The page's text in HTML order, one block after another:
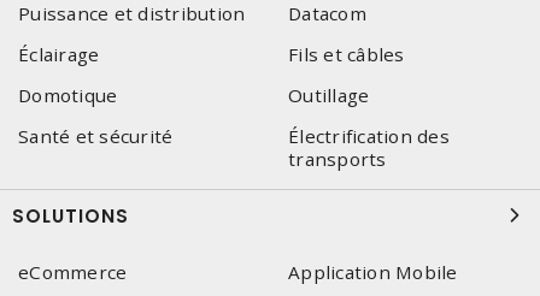
Puissance et distribution
Datacom
Éclairage
Fils et câbles
Domotique
Outillage
Santé et sécurité
Électrification des
transports
SOLUTIONS
eCommerce
Application Mobile